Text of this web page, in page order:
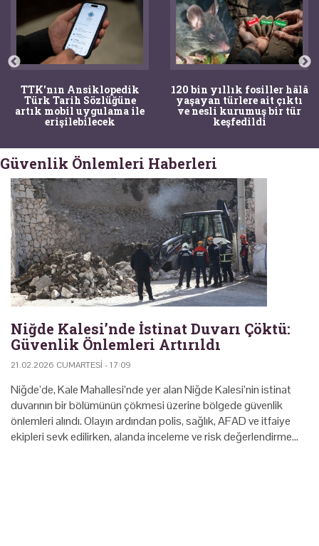
TTK'nın Ansiklopedik
Türk Tarih Sözlüğüne
artık mobil uygulama ile
erişilebilecek
120 bin yıllık fosiller hâlâ
yaşayan türlere ait çıktı
ve nesli kurumuş bir tür
keşfedildi
Güvenlik Önlemleri Haberleri
Niğde Kalesi’nde İstinat Duvarı Çöktü:
Güvenlik Önlemleri Artırıldı
21.02.2026 CUMARTESI - 17:09
Niğde’de, Kale Mahallesi’nde yer alan Niğde Kalesi’nin istinat
duvarının bir bölümünün çökmesi üzerine bölgede güvenlik
önlemleri alındı. Olayın ardından polis, sağlık, AFAD ve itfaiye
ekipleri sevk edilirken, alanda inceleme ve risk değerlendirme…